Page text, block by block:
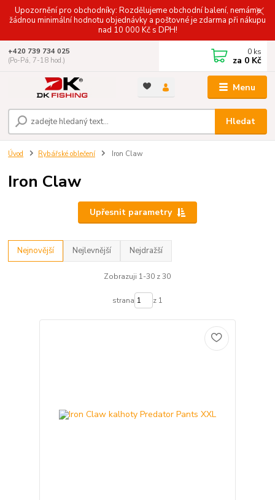
Upozornění pro obchodníky: Rozdělujeme obchodní balení, nemáme
žádnou minimální hodnotu objednávky a poštovné je zdarma při nákupu
nad 10 000 Kč s DPH!
Menu
Hledat
+420 739 734 025
(Po-Pá, 7-18 hod.)
0 ks
za 0 Kč
Úvod Rybářské oblečení Iron Claw
Iron Claw
Upřesnit parametry
Nejnovější Nejlevnější Nejdražší
Zobrazuji 1-30 z 30
strana z 1